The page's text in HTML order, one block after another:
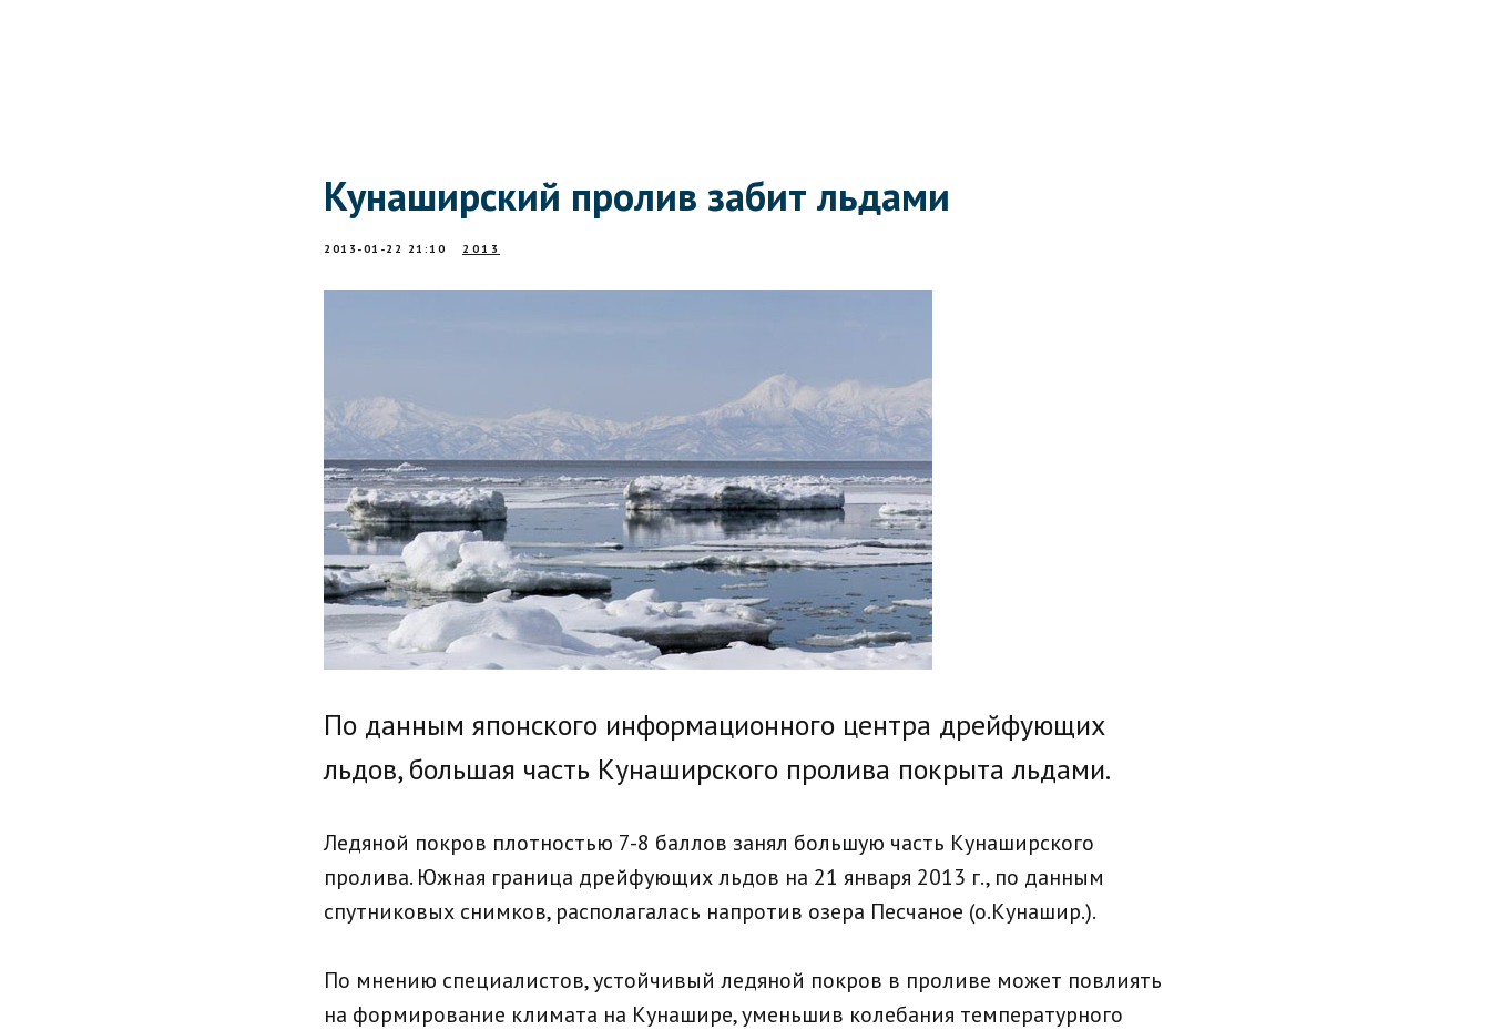
Кунаширский пролив забит льдами
2013-01-22 21:10 2013
По данным японского информационного центра дрейфующих
льдов, большая часть Кунаширского пролива покрыта льдами.
Ледяной покров плотностью 7-8 баллов занял большую часть Кунаширского
пролива. Южная граница дрейфующих льдов на 21 января 2013 г., по данным
спутниковых снимков, располагалась напротив озера Песчаное (о.Кунашир.).
По мнению специалистов, устойчивый ледяной покров в проливе может повлиять
на формирование климата на Кунашире, уменьшив колебания температурного